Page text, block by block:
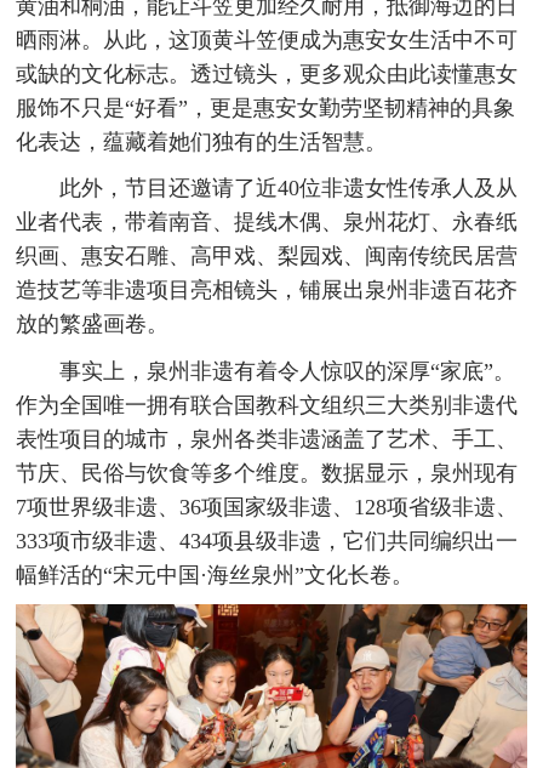
黄油和桐油，能让斗笠更加经久耐用，抵御海边的日
晒雨淋。从此，这顶黄斗笠便成为惠安女生活中不可
或缺的文化标志。透过镜头，更多观众由此读懂惠女
服饰不只是“好看”，更是惠安女勤劳坚韧精神的具象
化表达，蕴藏着她们独有的生活智慧。
此外，节目还邀请了近40位非遗女性传承人及从
业者代表，带着南音、提线木偶、泉州花灯、永春纸
织画、惠安石雕、高甲戏、梨园戏、闽南传统民居营
造技艺等非遗项目亮相镜头，铺展出泉州非遗百花齐
放的繁盛画卷。
事实上，泉州非遗有着令人惊叹的深厚“家底”。
作为全国唯一拥有联合国教科文组织三大类别非遗代
表性项目的城市，泉州各类非遗涵盖了艺术、手工、
节庆、民俗与饮食等多个维度。数据显示，泉州现有
7项世界级非遗、36项国家级非遗、128项省级非遗、
333项市级非遗、434项县级非遗，它们共同编织出一
幅鲜活的“宋元中国·海丝泉州”文化长卷。